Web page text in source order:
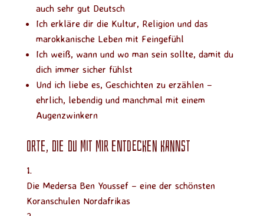
auch sehr gut Deutsch
Ich erkläre dir die Kultur, Religion und das
marokkanische Leben mit Feingefühl
Ich weiß, wann und wo man sein sollte, damit du
dich immer sicher fühlst
Und ich liebe es, Geschichten zu erzählen –
ehrlich, lebendig und manchmal mit einem
Augenzwinkern
Orte, die du mit mir entdecken kannst
Die Medersa Ben Youssef – eine der schönsten
Koranschulen Nordafrikas